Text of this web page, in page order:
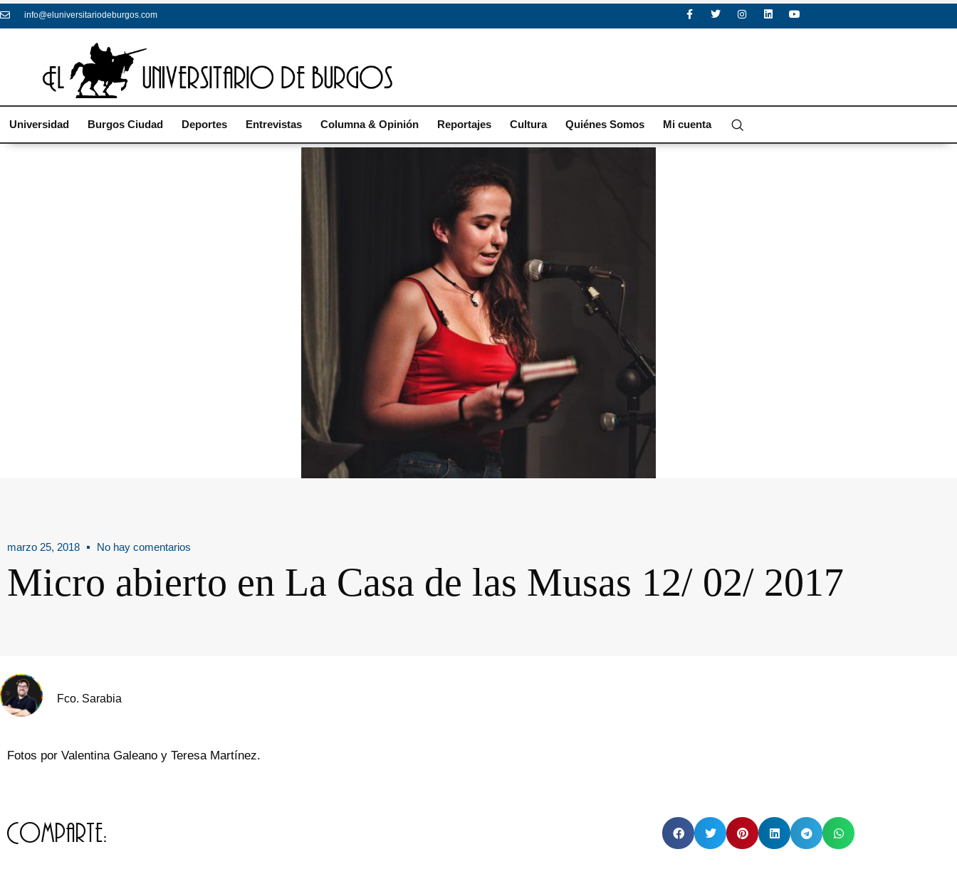
info@eluniversitariodeburgos.com
Universidad Burgos Ciudad Deportes Entrevistas Columna & Opinión Reportajes Cultura Quiénes Somos Mi cuenta
marzo 25, 2018 No hay comentarios
Micro abierto en La Casa de las Musas 12/ 02/ 2017
Fco. Sarabia
Fotos por Valentina Galeano y Teresa Martínez.
Comparte: